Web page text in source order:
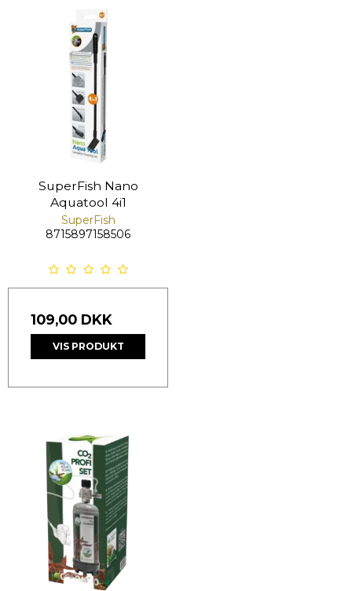
SuperFish Nano
Aquatool 4i1
SuperFish
8715897158506
109,00 DKK
VIS PRODUKT